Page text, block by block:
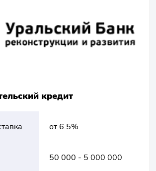
кредит
от 6.5%
50 000 - 5 000 000